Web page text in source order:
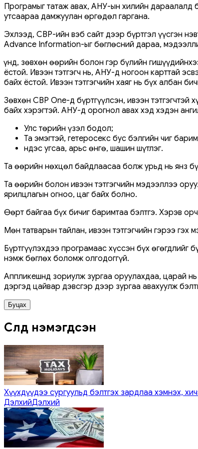
Програмыг татаж авах, АНУ-ын хилийн дараалалд
утсаараа дамжуулан өргөдөл гаргана.
Эхлээд, CBP-ийн вэб сайт дээр бүртгэл үүсгэн
Advance Information-ыг бөглөсний дараа,
Үүнд, зөвхөн өөрийн болон гэр бүлийн
ёстой. Ивээн тэтгэгч нь, АНУ-д ногоон карттай
байх ёстой. Ивээн тэтгэгчийн хаяг нь бүх албан
Зөвхөн CBP One-д бүртгүүлсэн, ивээн
байх хэрэгтэй. АНУ-д орогнол авах хэд хэдэн
Улс төрийн үзэл бодол;
Та эмэгтэй, гетеросекс бус бэлгийн чиг
Үндэс угсаа, арьс өнгө, шашин шүтлэг.
Та өөрийн нөхцөл байдлаасаа болж урьд нь янз
Та өөрийн болон ивээн тэтгэгчийн мэдээллээ
ярилцлагын огноо, цаг байх болно.
Өөрт байгаа бүх бичиг баримтаа бэлтгэ. Хэрэв
Мөн татварын тайлан, ивээн тэтгэгчийн гэрээ гэх
Бүртгүүлэхдээ програмаас хүссэн бүх
нэмж бөглөх боломж олгодоггүй.
Аппликешнд зориулж зургаа оруулахдаа, царай нь
дэргэд цайвар дэвсгэр дээр зургаа авахуулж
Буцах
Сүүлд нэмэгдсэн
Хүүхдүүдээ сургуульд бэлтгэх зардлаа хэмнэх,
ДэлхийДэлхий